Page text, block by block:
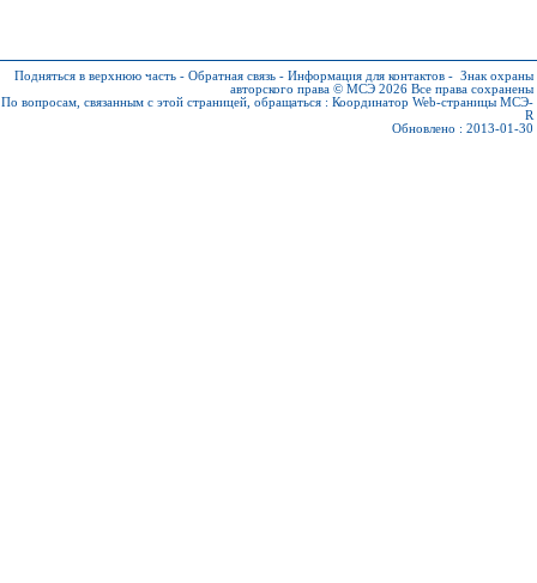
Подняться в верхнюю часть - Обратная связь - Информация для контактов - Знак охраны
авторского права © МСЭ 2026 Все права сохранены
По вопросам, связанным с этой страницей, обращаться : Координатор Web-страницы МСЭ-
R
Обновлено : 2013-01-30